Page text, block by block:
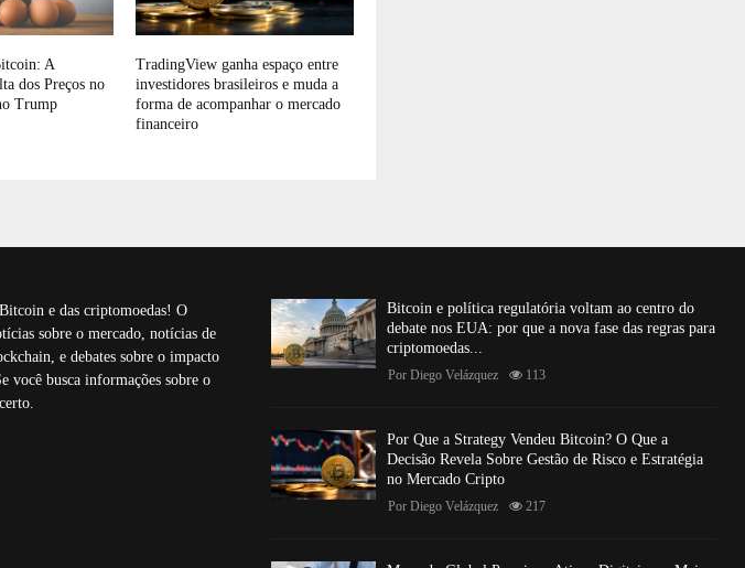
A
dos Preços no
Trump
TradingView ganha espaço entre
investidores brasileiros e muda a
forma de acompanhar o mercado
financeiro
e das criptomoedas! O
sobre o mercado, notícias de
e debates sobre o impacto
você busca informações sobre o
Bitcoin e política regulatória voltam ao centro do
debate nos EUA: por que a nova fase das regras para
criptomoedas...
PorDiego Velázquez 113
Por Que a Strategy Vendeu Bitcoin? O Que a
Decisão Revela Sobre Gestão de Risco e Estratégia
no Mercado Cripto
PorDiego Velázquez 217